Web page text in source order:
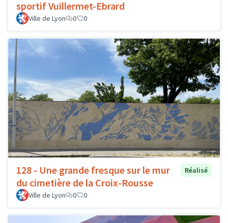
sportif Vuillermet-Ebrard
Ville de Lyon 0 0
128 - Une grande fresque sur le mur
du cimetière de la Croix-Rousse
Réalisé
Ville de Lyon 0 0